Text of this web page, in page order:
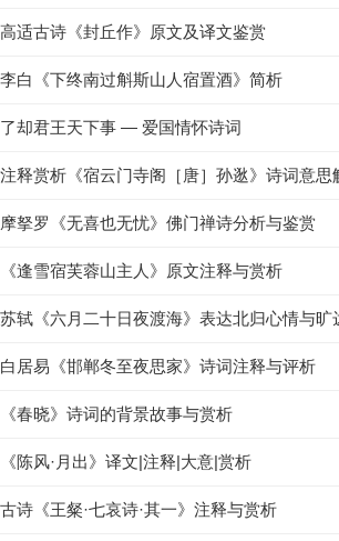
高适古诗《封丘作》原文及译文鉴赏
李白《下终南过斛斯山人宿置酒》简析
了却君王天下事 — 爱国情怀诗词
注释赏析《宿云门寺阁［唐］孙逖》诗词意思
摩拏罗《无喜也无忧》佛门禅诗分析与鉴赏
《逢雪宿芙蓉山主人》原文注释与赏析
苏轼《六月二十日夜渡海》表达北归心情与旷
白居易《邯郸冬至夜思家》诗词注释与评析
《春晓》诗词的背景故事与赏析
《陈风·月出》译文|注释|大意|赏析
古诗《王粲·七哀诗·其一》注释与赏析